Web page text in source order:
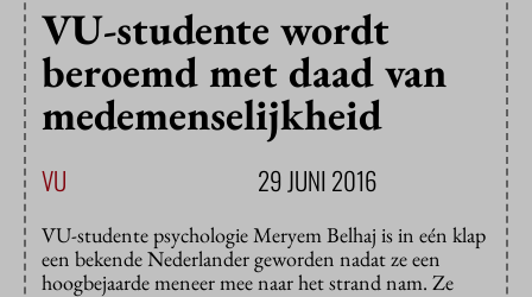
VU-studente wordt
beroemd met daad van
medemenselijkheid
VU 29 JUNI 2016
VU-studente psychologie Meryem Belhaj is in eén klap
een bekende Nederlander geworden nadat ze een
hoogbejaarde meneer mee naar het strand nam. Ze